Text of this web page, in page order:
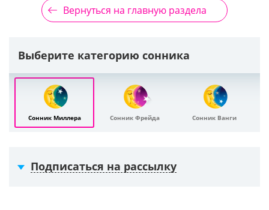
Вернуться на главную раздела
Выберите категорию сонника
Сонник Миллера Сонник Фрейда Сонник Ванги
Подписаться на рассылку